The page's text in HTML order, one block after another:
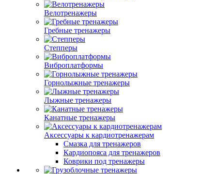
Велотренажеры
Гребные тренажеры
Степперы
Виброплатформы
Горнолыжные тренажеры
Лыжные тренажеры
Канатные тренажеры
Аксессуары к кардиотренажерам
Смазка для тренажеров
Кардиопояса для тренажеров
Коврики под тренажеры